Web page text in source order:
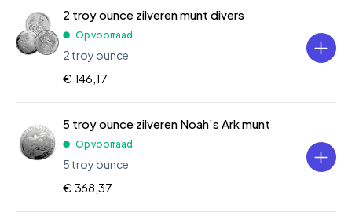
2 troy ounce zilveren munt divers
Op voorraad
2 troy ounce
€ 146,17
5 troy ounce zilveren Noah’s Ark munt
Op voorraad
5 troy ounce
€ 368,37